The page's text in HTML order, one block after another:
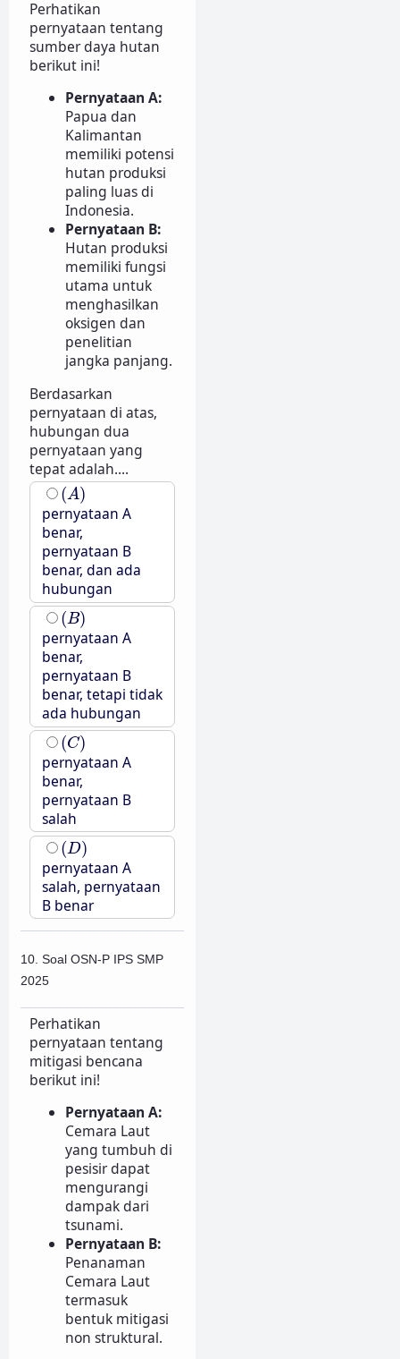
Perhatikan
pernyataan tentang
sumber daya hutan
berikut ini!
Pernyataan A:
Papua dan
Kalimantan
memiliki potensi
hutan produksi
paling luas di
Indonesia.
Pernyataan B:
Hutan produksi
memiliki fungsi
utama untuk
menghasilkan
oksigen dan
penelitian
jangka panjang.
Berdasarkan
pernyataan di atas,
hubungan dua
pernyataan yang
tepat adalah....
(A)
(A)
pernyataan A
benar,
pernyataan B
benar, dan ada
hubungan
(B)
(B)
pernyataan A
benar,
pernyataan B
benar, tetapi tidak
ada hubungan
(C)
(C)
pernyataan A
benar,
pernyataan B
salah
(D)
(D)
pernyataan A
salah, pernyataan
B benar
10. Soal OSN-P IPS SMP
2025
Perhatikan
pernyataan tentang
mitigasi bencana
berikut ini!
Pernyataan A:
Cemara Laut
yang tumbuh di
pesisir dapat
mengurangi
dampak dari
tsunami.
Pernyataan B:
Penanaman
Cemara Laut
termasuk
bentuk mitigasi
non struktural.